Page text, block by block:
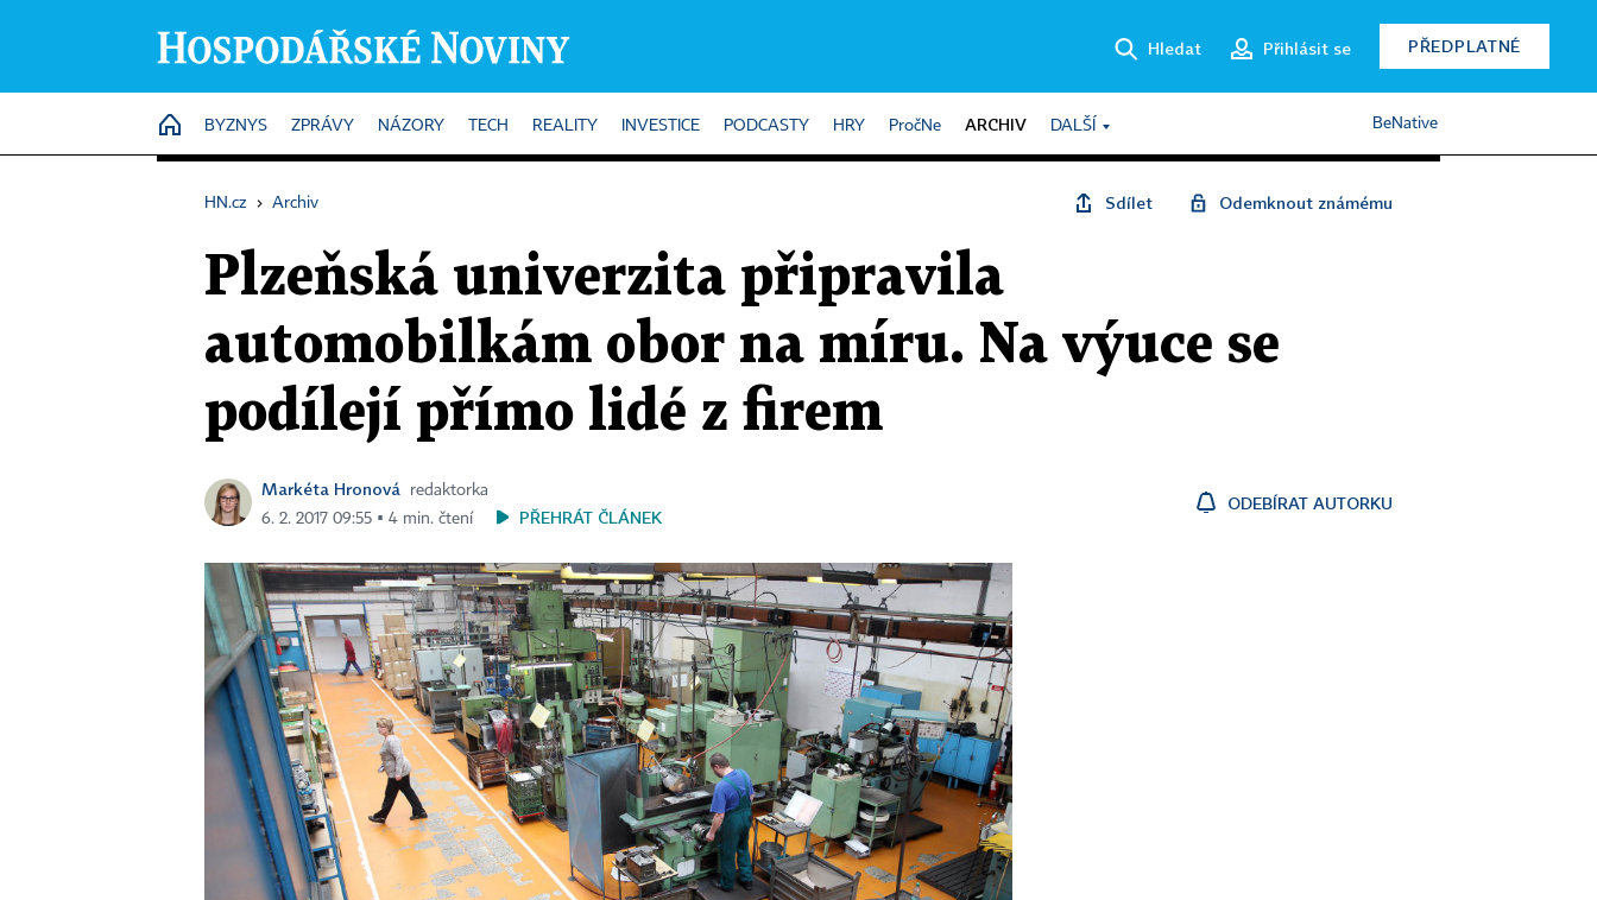
Hledat Přihlásit se PŘEDPLATNÉ
HOME
BYZNYS ZPRÁVY NÁZORY TECH REALITY INVESTICE PODCASTY HRY PročNe ARCHIV DALŠÍ BeNative
HN.cz › Archiv Sdílet Odemknout známému
Plzeňská univerzita připravila
automobilkám obor na míru. Na výuce se
podílejí přímo lidé z firem
Markéta Hronová
redaktorka
6. 2. 2017 09:55 ▪ 4 min. čtení
PŘEHRÁT ČLÁNEK
ODEBÍRAT AUTORKU